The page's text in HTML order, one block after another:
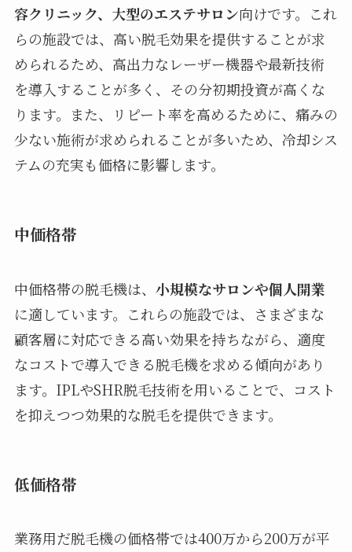
容クリニック、大型のエステサロン向けです。これ
らの施設では、高い脱毛効果を提供することが求
められるため、高出力なレーザー機器や最新技術
を導入することが多く、その分初期投資が高くな
ります。また、リピート率を高めるために、痛みの
少ない施術が求められることが多いため、冷却シス
テムの充実も価格に影響します。
中価格帯
中価格帯の脱毛機は、 小規模なサロンや個人開業
に適しています。これらの施設では、さまざまな
顧客層に対応できる高い効果を持ちながら、適度
なコストで導入できる脱毛機を求める傾向があり
ます。IPLやSHR脱毛技術を用いることで、コスト
を抑えつつ効果的な脱毛を提供できます。
低価格帯
業務用だ脱毛機の価格帯では400万から200万が平